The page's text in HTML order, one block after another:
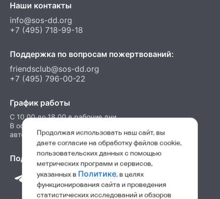
Наши контакты
info@sos-dd.org
+7 (495) 718-99-18
Поддержка по вопросам пожертвований:
friendsclub@sos-dd.org
+7 (495) 796-00-22
График работы
C 10.00 до 18.00 в рабочие дни
В остальные часы можно оставить сообщение на
автоответчик
Подпишитесь на нас в соц. сетях
Продолжая использовать наш сайт, вы
даете согласие на обработку файлов cookie,
пользовательских данных с помощью
метрических программ и сервисов,
указанных в Политике, в целях
функционирования сайта и проведения
статистических исследований и обзоров